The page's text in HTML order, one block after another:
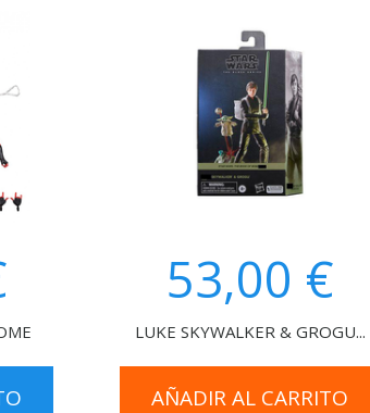
53,00 €
LUKE SKYWALKER & GROGU...
AÑADIR AL CARRITO